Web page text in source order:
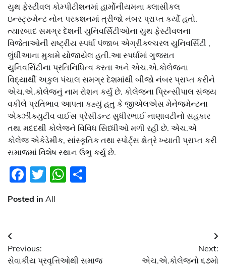
યુથ ફેસ્ટીવલ કોમ્પીટીશનમાં હાર્મોનીયમના ક્લાસીકલ
ઇન્સ્ટ્રુમેન્ટ નોન પરકશનમાં ત્રીજો નંબર પ્રાપ્ત કર્યો હતો.
ત્યારબાદ સમગ્ર દેશની યુનિવર્સિટીઓના યુથ ફેસ્ટીવલના
વિજેતાઓની રાષ્ટ્રીય સ્પર્ધા પંજાબ એગ્રીકલ્ચરલ યુનિવર્સિટી ,
લુંધીઆના મુકામે યોજાયેલ હતી.આ સ્પર્ધામાં ગુજરાત
યુનિવર્સિટીના પ્રતિનિધિત્વ કરતા અને એચ.એ.કોલેજના
વિદ્યાર્થી અકુલ પંચાલ સમગ્ર દેશમાંથી બીજો નંબર પ્રાપ્ત કરીને
એચ.એ.કોલેજનું નામ રોશન કર્યુ છે. કોલેજના પ્રિન્સીપાલ સંજય
વકીલે પ્રતિભાવ આપતા કહ્યું હતુ કે જીએલએસ મેનેજમેન્ટના
એક્ઝીક્યુટીવ વાઈસ પ્રેસીડન્ટ સુધીરભાઈ નાણાવટીનો સહકાર
તથા મદદથી કોલેજને વિવિધ સિધ્ધીઓ મળી રહી છે. એચ.એ
કોલેજ એકેડેમીક, સાંસ્કૃતિક તથા સ્પોર્ટ્સ ક્ષેત્રે ખ્યાતી પ્રાપ્ત કરી
સમાજમાં વિશેષ સ્થાન ઉભુ કર્યુ છે.
Facebook
TwitterWhatsApp
Posted in All
Post
navigation
Previous:
સેવાકીય પ્રવૃત્તિઓથી સમાજ
Next:
એચ.એ.કોલેજનો ૬૭મો